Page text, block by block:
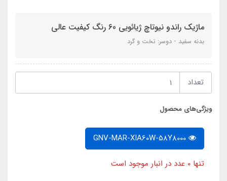
ماژیک راندو نیوتاچ ژیائویی 60 رنگ کیفیت عالی
بدنه سفید - دوسر: تخت و گرد
تعداد
ویژگی‌های محصول
تنها 0 عدد در انبار موجود است